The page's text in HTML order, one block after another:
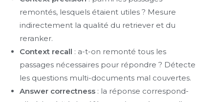
remontés, lesquels étaient utiles ? Mesure
indirectement la qualité du retriever et du
reranker.
Context recall : a-t-on remonté tous les
passages nécessaires pour répondre ? Détecte
les questions multi-documents mal couvertes.
Answer correctness : la réponse correspond-